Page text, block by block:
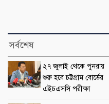
সর্বশেষ
২৭ জুলাই থেকে পুনরায়
শুরু হবে চট্টগ্রাম বোর্ডের
এইচএসসি পরীক্ষা